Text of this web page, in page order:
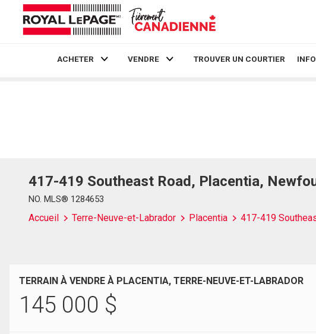
ACHETER VENDRE TROUVER UN COURTIER
417-419 Southeast Road, Placentia,
NO. MLS® 1284653
Accueil Terre-Neuve-et-Labrador Placentia 417-419
TERRAIN À VENDRE À PLACENTIA, TERRE-NEUVE-ET-LABRADOR
145 000 $